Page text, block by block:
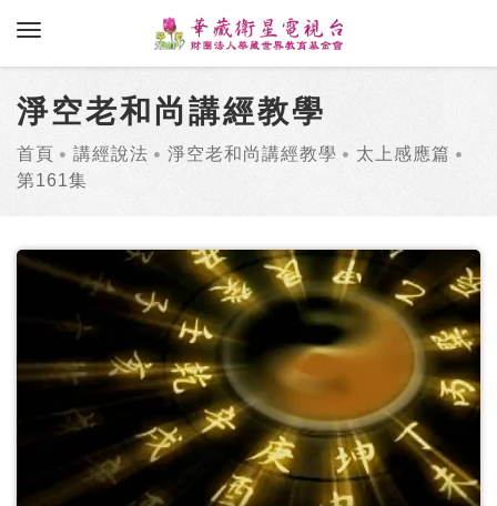
toggle navigation
淨空老和尚講經教學
首頁 講經說法 淨空老和尚講經教學
太上感應篇
第161集